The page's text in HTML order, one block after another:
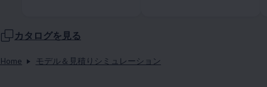
カタログを見る
Home モデル＆見積りシミュレーション